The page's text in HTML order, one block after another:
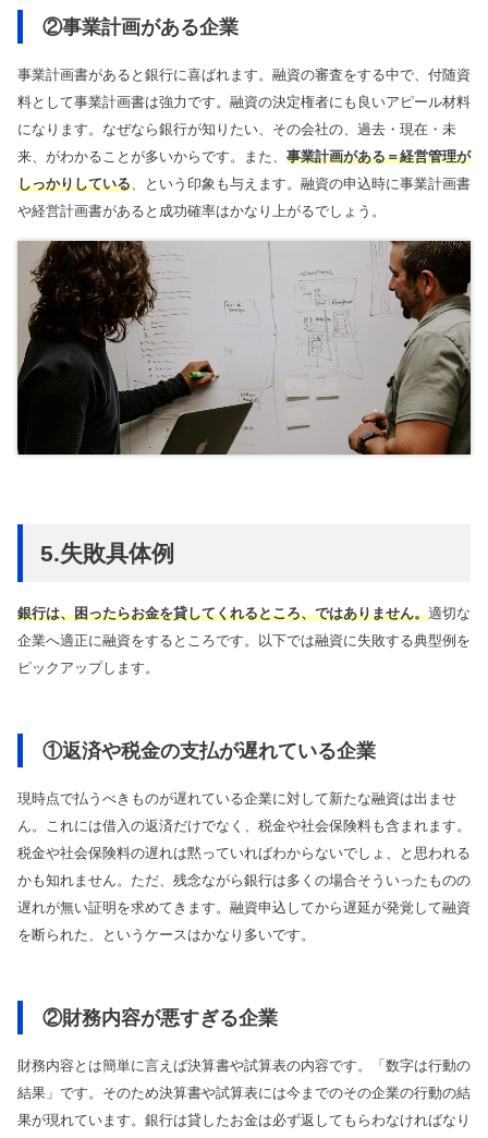
②事業計画がある企業
事業計画書があると銀行に喜ばれます。融資の審査をする中で、付随資
料として事業計画書は強力です。融資の決定権者にも良いアピール材料
になります。なぜなら銀行が知りたい、その会社の、過去・現在・未
来、がわかることが多いからです。また、 事業計画がある＝経営管理が
しっかりしている、という印象も与えます。融資の申込時に事業計画書
や経営計画書があると成功確率はかなり上がるでしょう。
5.失敗具体例
銀行は、困ったらお金を貸してくれるところ、ではありません。適切な
企業へ適正に融資をするところです。以下では融資に失敗する典型例を
ピックアップします。
①返済や税金の支払が遅れている企業
現時点で払うべきものが遅れている企業に対して新たな融資は出ませ
ん。これには借入の返済だけでなく、税金や社会保険料も含まれます。
税金や社会保険料の遅れは黙っていればわからないでしょ、と思われる
かも知れません。ただ、残念ながら銀行は多くの場合そういったものの
遅れが無い証明を求めてきます。融資申込してから遅延が発覚して融資
を断られた、というケースはかなり多いです。
②財務内容が悪すぎる企業
財務内容とは簡単に言えば決算書や試算表の内容です。「数字は行動の
結果」です。そのため決算書や試算表には今までのその企業の行動の結
果が現れています。銀行は貸したお金は必ず返してもらわなければなり